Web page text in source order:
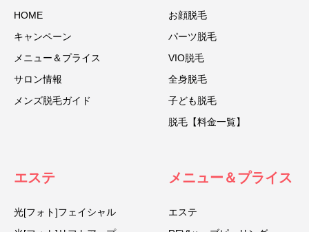
HOME
キャンペーン
メニュー＆プライス
サロン情報
メンズ脱毛ガイド
お顔脱毛
パーツ脱毛
VIO脱毛
全身脱毛
子ども脱毛
脱毛【料金一覧】
エステ
光[フォト]フェイシャル
メニュー＆プライス
エステ